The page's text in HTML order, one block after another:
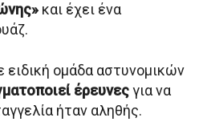
και έχει ένα
ειδική ομάδα αστυνομικών
έρευνεςγια να
ήταν αληθής.